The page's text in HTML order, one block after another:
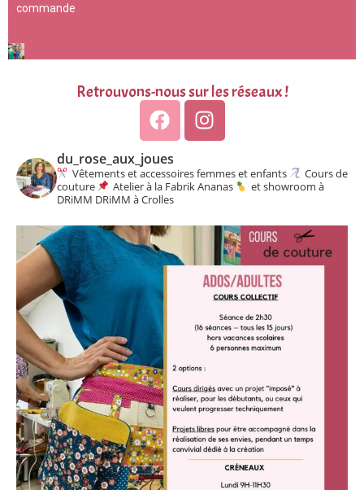
commande
Retrouvons-nous sur les réseaux !
du_rose_aux_joues
Vêtements et accessoires femmes et enfants
Cours de
couture
Atelier à la Fabrik Ananas
et showroom à
DRiMM DRiMM à Crolles